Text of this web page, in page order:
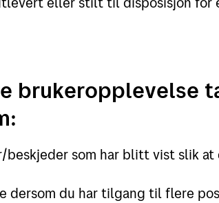
brukeropplevelse
beskjeder som har blitt vist slik at
dersom du har tilgang til flere